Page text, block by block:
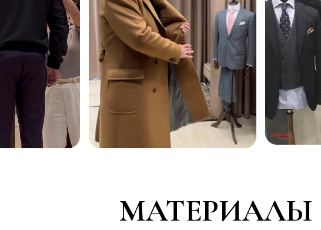
МАТЕРИАЛЫ